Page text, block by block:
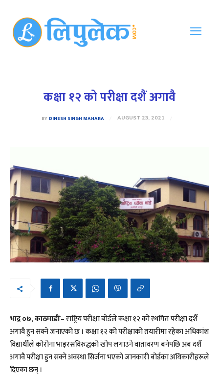
कक्षा १२ को परीक्षा दशैं अगावै
BY DINESH SINGH MAHARA AUGUST 23, 2021
भाद्र ०७, काठमाडौंः–राष्ट्रिय परीक्षा बोर्डले कक्षा १२ को स्थगित परीक्षा दशैँ
अगावै हुन सक्ने जनाएको छ । कक्षा १२ को परीक्षाको तयारीमा रहेका अधिकांश
विद्यार्थीले कोरोना भाइरसविरुद्धको खोप लगाउने वातावरण बनेपछि अब दशैँ
अगावै परीक्षा हुन सक्ने अवस्था सिर्जना भएको जानकारी बोर्डका अधिकारीहरूले
दिएका छन् ।